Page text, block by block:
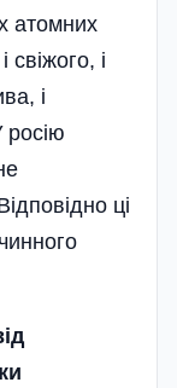
атомних
свіжого, і
і
росію
ці